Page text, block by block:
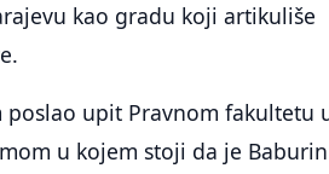
kao gradu koji artikuliše
upit Pravnom fakultetu
u kojem stoji da je Baburin